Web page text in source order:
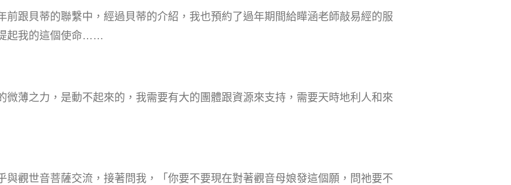
前跟貝蒂的聯繫中，經過貝蒂的介紹，我也預約了過年期間給瞱涵老師敲易經的服
起我的這個使命……
微薄之力，是動不起來的，我需要有大的團體跟資源來支持，需要天時地利人和來
與觀世音菩薩交流，接著問我，「你要不要現在對著觀音母娘發這個願，問祂要不